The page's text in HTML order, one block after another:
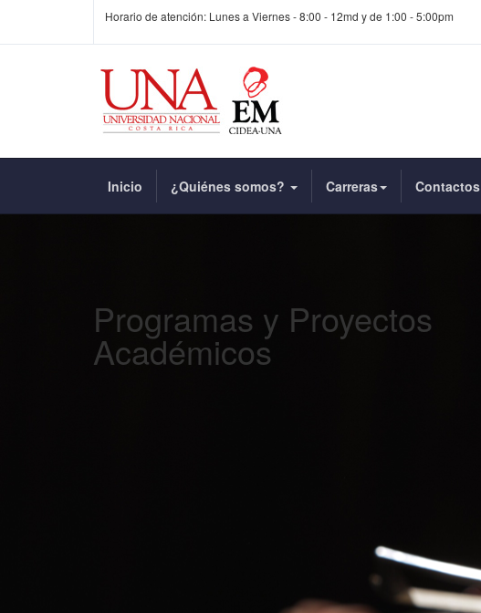
Horario de atención: Lunes a Viernes - 8:00 - 12md y de 1:00 - 5:00pm
Inicio ¿Quiénes somos? Carreras Contactos
Programas y Proyectos
Académicos